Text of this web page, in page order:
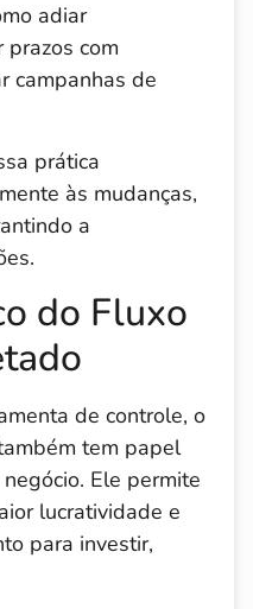
adiar
prazos com
campanhas de
prática
às mudanças,
a
do Fluxo
de controle, o
tem papel
Ele permite
lucratividade e
para investir,